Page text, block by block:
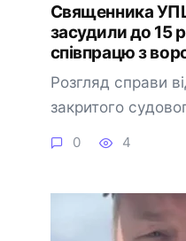
Священника
засудили до 15
співпрацю з
Розгляд справи
закритого
0 4